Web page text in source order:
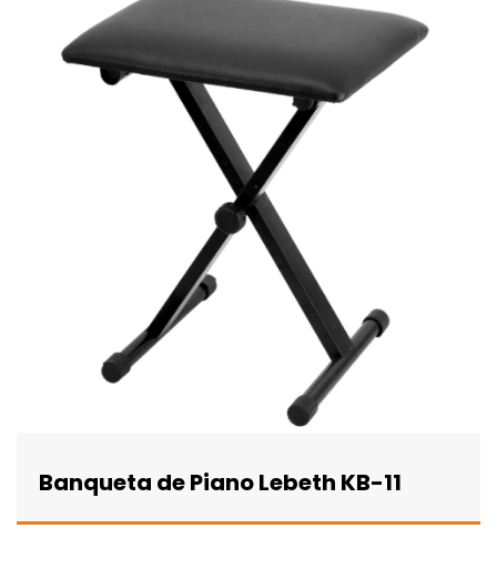
Banqueta de Piano Lebeth KB-11